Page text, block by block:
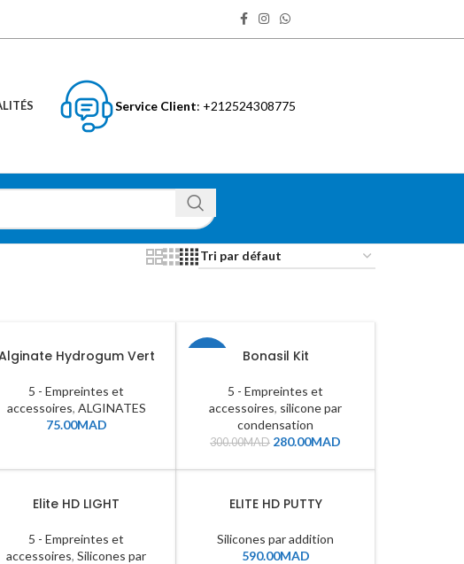
Service Client: +212524308775
Hydrogum Vert
5 - Empreintes et
accessoires, ALGINATES
75.00MAD
Bonasil Kit
5 - Empreintes et
accessoires, silicone par
condensation
300.00MAD 280.00MAD
Elite HD LIGHT
5 - Empreintes et
accessoires,Silicones par
ELITE HD PUTTY
Silicones par addition
590.00MAD